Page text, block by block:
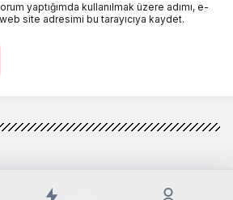
yaptığımda kullanılmak üzere adımı, e-
site adresimi bu tarayıcıya kaydet.